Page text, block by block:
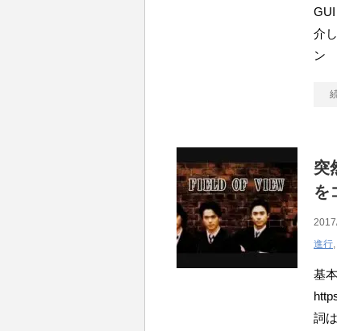
介
ン
突
を
進行,
基
詞